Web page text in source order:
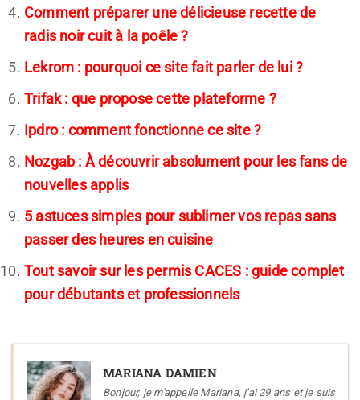
Comment préparer une délicieuse recette de
radis noir cuit à la poêle ?
Lekrom : pourquoi ce site fait parler de lui ?
Trifak : que propose cette plateforme ?
Ipdro : comment fonctionne ce site ?
Nozgab : À découvrir absolument pour les fans de
nouvelles applis
5 astuces simples pour sublimer vos repas sans
passer des heures en cuisine
Tout savoir sur les permis CACES : guide complet
pour débutants et professionnels
MARIANA DAMIEN
Bonjour, je m'appelle Mariana, j'ai 29 ans et je suis